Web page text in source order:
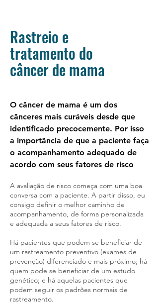
Rastreio e
tratamento do
câncer de mama
O câncer de mama é um dos
cânceres mais curáveis desde que
identificado precocemente. Por isso
a importância de que a paciente faça
o acompanhamento adequado de
acordo com seus fatores de risco
A avaliação de risco começa com uma boa
conversa com a paciente. A partir disso, eu
consigo definir o melhor caminho de
acompanhamento, de forma personalizada
e adequada a seus fatores de risco.
Há pacientes que podem se beneficiar de
um rastreamento preventivo (exames de
prevenção) diferenciado e mais próximo; há
quem pode se beneficiar de um estudo
genético; e há aquelas pacientes que
podem seguir os padrões normais de
rastreamento.